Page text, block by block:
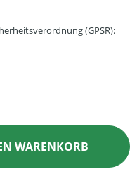
(GPSR):
gewünschten
WARENKORB